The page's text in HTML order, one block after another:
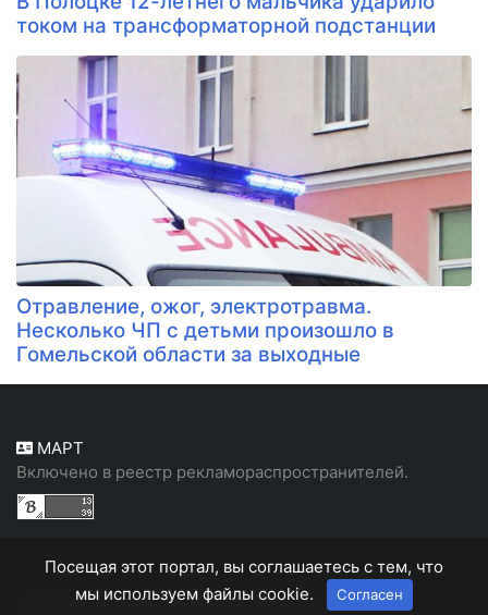
током на трансформаторной подстанции
Отравление, ожог, электротравма.
Несколько ЧП с детьми произошло в
Гомельской области за выходные
МАРТ
Включено в реестр рекламораспространителей.
Белорусский, народный портал "Белн" © 2026
Посещая этот портал, вы соглашаетесь с тем, что
мы используем файлы cookie.
Согласен